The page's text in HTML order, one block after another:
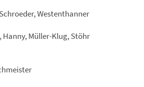
Westenthanner
Hanny, Müller-Klug, Stöhr